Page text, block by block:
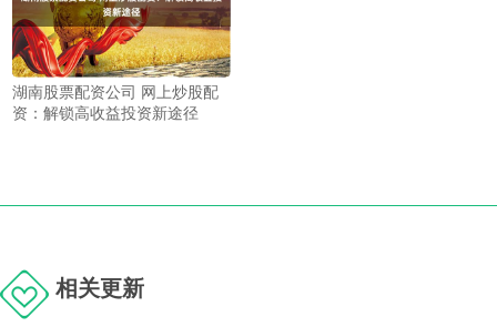
湖南股票配资公司 网上炒股配
资：解锁高收益投资新途径
相关更新